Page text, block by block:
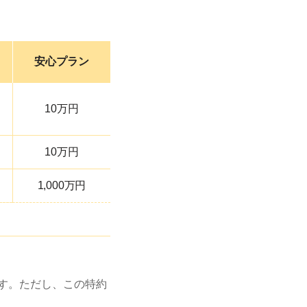
安心プラン
10万円
10万円
1,000万円
。ただし、この特約